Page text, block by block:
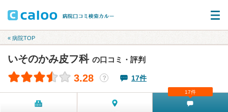
« 病院TOP
いそのかみ皮フ科 の口コミ・評判
3.28 ？ 17件
17件